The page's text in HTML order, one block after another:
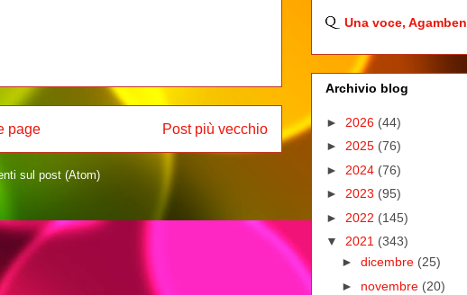
Post più vecchio
page
sul post (Atom)
Una voce, Agamben
Archivio blog
► 2026 (44)
► 2025 (76)
► 2024 (76)
► 2023 (95)
► 2022 (145)
▼ 2021 (343)
► dicembre (25)
► novembre (20)